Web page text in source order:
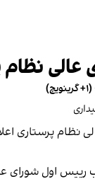
عالی
نظام پرستاری